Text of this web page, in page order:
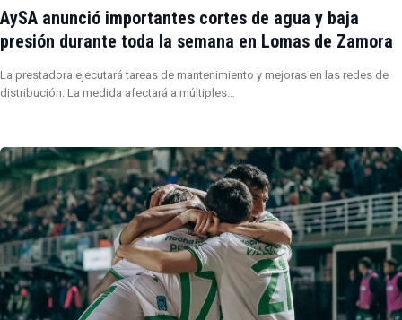
AySA anunció importantes cortes de agua y baja
presión durante toda la semana en Lomas de Zamora
La prestadora ejecutará tareas de mantenimiento y mejoras en las redes de
distribución. La medida afectará a múltiples…